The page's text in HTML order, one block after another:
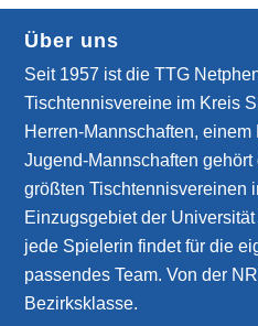
Über uns
Seit 1957 ist die TTG
Tischtennisvereine im Kreis
Herren-Mannschaften, einem
Jugend-Mannschaften
größten Tischtennisvereinen
Einzugsgebiet der
jede Spielerin findet für die
passendes Team. Von der
Bezirksklasse.